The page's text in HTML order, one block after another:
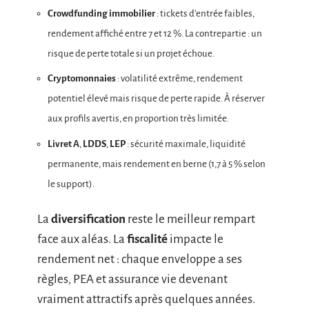
Crowdfunding immobilier: tickets d’entrée faibles,
rendement affiché entre 7 et 12 %. La contrepartie : un
risque de perte totale si un projet échoue.
Cryptomonnaies : volatilité extrême, rendement
potentiel élevé mais risque de perte rapide. À réserver
aux profils avertis, en proportion très limitée.
Livret A, LDDS, LEP : sécurité maximale, liquidité
permanente, mais rendement en berne (1,7 à 5 % selon
le support).
La diversification reste le meilleur rempart
face aux aléas. La fiscalité impacte le
rendement net : chaque enveloppe a ses
règles, PEA et assurance vie devenant
vraiment attractifs après quelques années.